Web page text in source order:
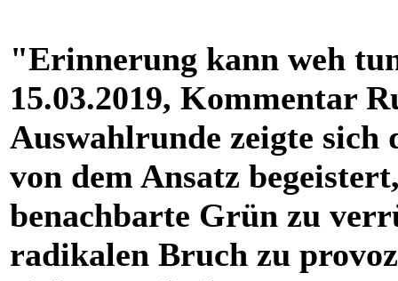
"Erinnerung kann weh
15.03.2019, Kommentar
Auswahlrunde zeigte sich
von dem Ansatz
benachbarte Grün zu
radikalen Bruch zu